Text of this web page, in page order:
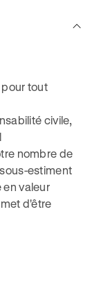
pour tout
civile,
nombre de
estiment
en valeur
d'être